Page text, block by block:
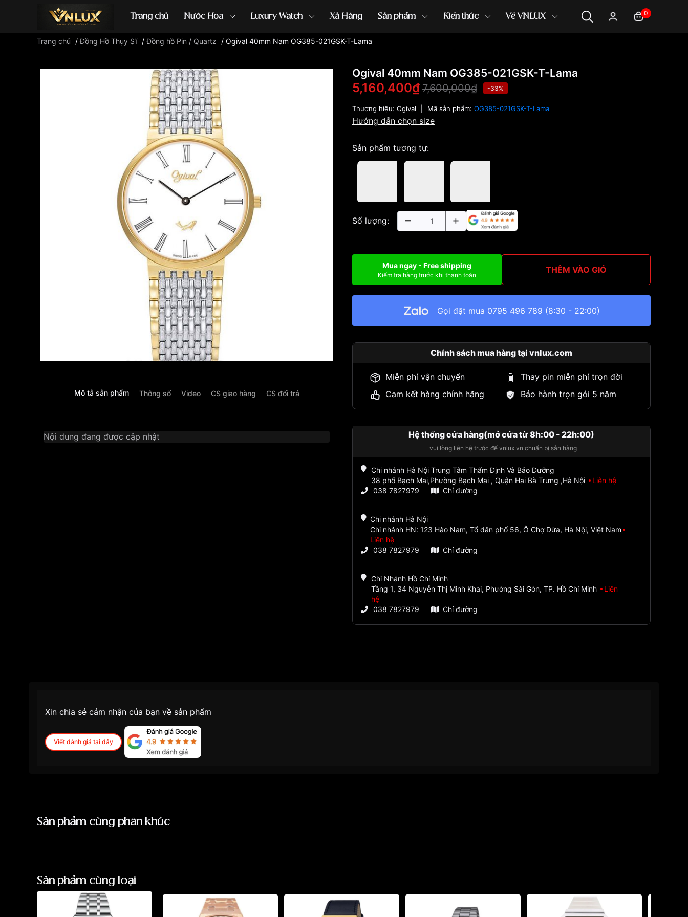
Trang chủ Nước Hoa Luxury Watch Xả Hàng Sản phẩm Kiến thức Về VNLUX 0
Đồng hồ casio đồng hồ G-Shock đồng hồ Orient ...
Trang chủ /Đồng Hồ Thụy Sĩ /Đồng hồ Pin / Quartz / Ogival 40mm Nam OG385-021GSK-T-Lama
Mô tả sản phẩm Thông số Video CS giao hàng CS đổi trả
Nội dung đang được cập nhật
Ogival 40mm Nam OG385-021GSK-T-Lama
5,160,400₫ 7,600,000₫ -33%
Thương hiệu: Ogival Mã sản phẩm: OG385-021GSK-T-Lama
Hướng dẫn chọn size
Sản phẩm tương tự:
Số lượng:
Mua ngay - Free shipping
Kiểm tra hàng trước khi thanh toán THÊM VÀO GIỎ
Gọi đặt mua 0795 496 789 (8:30 - 22:00)
Chính sách mua hàng tại vnlux.com
Miễn phí vận chuyển
Thay pin miễn phí trọn đời
Cam kết hàng chính hãng
Bảo hành trọn gói 5 năm
Hệ thống cửa hàng(mở cửa từ 8h:00 - 22h:00)
vui lòng liên hệ trước để vnlux.vn chuẩn bị sẵn hàng
Chi nhánh Hà Nội Trung Tâm Thẩm Định Và Bảo Dưỡng
38 phố Bạch Mai,Phường Bạch Mai , Quận Hai Bà Trưng ,Hà Nội
Liên hệ
038 7827979
Chỉ đường
Chi nhánh Hà Nội
Chi nhánh HN: 123 Hào Nam, Tổ dân phố 56, Ô Chợ Dừa, Hà Nội, Việt Nam
Liên hệ
038 7827979
Chỉ đường
Chi Nhánh Hồ Chí Minh
Tầng 1, 34 Nguyễn Thị Minh Khai, Phường Sài Gòn, TP. Hồ Chí Minh
Liên
hệ
038 7827979
Chỉ đường
Xin chia sẻ cảm nhận của bạn về sản phẩm
Viết đánh giá tại đây
Sản phẩm cùng phân khúc
Sản phẩm cùng loại